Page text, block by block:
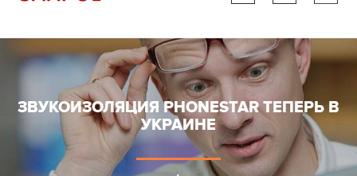
ua
ЗВУКОИЗОЛЯЦИЯ PHONESTAR ТЕПЕРЬ В
УКРАИНЕ